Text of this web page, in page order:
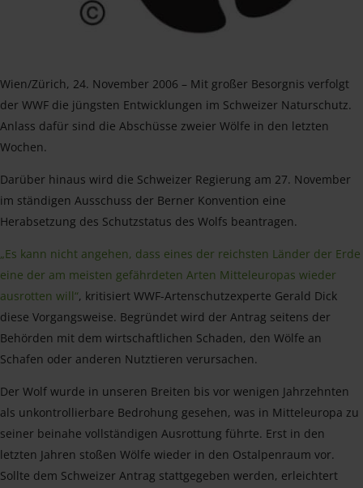
Wien/Zürich, 24. November 2006 – Mit großer Besorgnis verfolgt
der WWF die jüngsten Entwicklungen im Schweizer Naturschutz.
Anlass dafür sind die Abschüsse zweier Wölfe in den letzten
Wochen.
Darüber hinaus wird die Schweizer Regierung am 27. November
im ständigen Ausschuss der Berner Konvention eine
Herabsetzung des Schutzstatus des Wolfs beantragen.
„Es kann nicht angehen, dass eines der reichsten Länder der Erde
eine der am meisten gefährdeten Arten Mitteleuropas wieder
ausrotten will“, kritisiert WWF-Artenschutzexperte Gerald Dick
diese Vorgangsweise. Begründet wird der Antrag seitens der
Behörden mit dem wirtschaftlichen Schaden, den Wölfe an
Schafen oder anderen Nutztieren verursachen.
Der Wolf wurde in unseren Breiten bis vor wenigen Jahrzehnten
als unkontrollierbare Bedrohung gesehen, was in Mitteleuropa zu
seiner beinahe vollständigen Ausrottung führte. Erst in den
letzten Jahren stoßen Wölfe wieder in den Ostalpenraum vor.
Sollte dem Schweizer Antrag stattgegeben werden, erleichtert